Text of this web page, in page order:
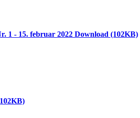
1 - 15. februar 2022 Download (102KB)